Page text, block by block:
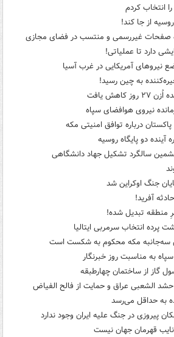
انتخاب کردم
از جا ‌کند!
صفحات غیررسمی و منتسب در فضای مجازی
دارد تا عملیاتی!
نیروهای آمریکایی در غرب آسیا
به چین رسید!
یافت
نیروی هوافضای سپاه
درباره توافق امنیتی مکه
دو پایگاه روسیه
سالگرد تشکیل جهاد دانشگاهی
جنگ اوکراین شد
آفرید!
منطقه تبدیل شده!
پرده انتخاب سرمربی ایتالیا
سه‌جانبه مکه محکوم به شکست است
به مناسبت روز خبرنگار
گاز از ساختمان چهارطبقه
حشد الشعبی عراق و حمایت از فالح الفیاض
پیروزی در جنگ علیه ایران وجود ندارد
نایب قهرمان جهان نیست